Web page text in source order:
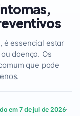
é essencial estar
doença. Os
que pode
em 7 de jul de 2026